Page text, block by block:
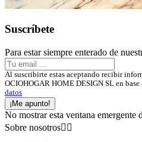
Suscríbete
Para estar siempre enterado de
Al suscribirte estas aceptando recibir
OCIOHOGAR HOME DESIGN SL en base
datos
¡Me apunto!
No mostrar esta ventana emergente
Sobre nosotros 